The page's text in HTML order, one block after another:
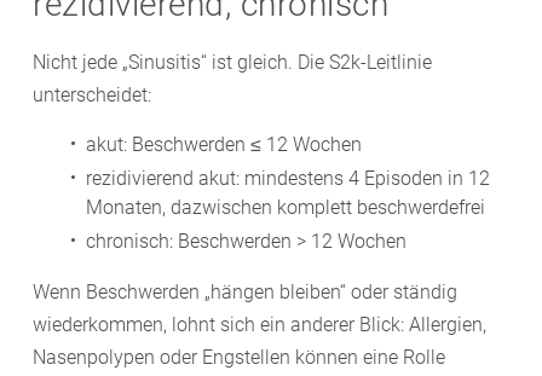
Nicht jede „Sinusitis“ ist gleich. Die S2k-Leitlinie
unterscheidet:
akut: Beschwerden ≤ 12 Wochen
rezidivierend akut: mindestens 4 Episoden in 12
Monaten, dazwischen komplett beschwerdefrei
chronisch: Beschwerden > 12 Wochen
Wenn Beschwerden „hängen bleiben“ oder ständig
wiederkommen, lohnt sich ein anderer Blick: Allergien,
Nasenpolypen oder Engstellen können eine Rolle